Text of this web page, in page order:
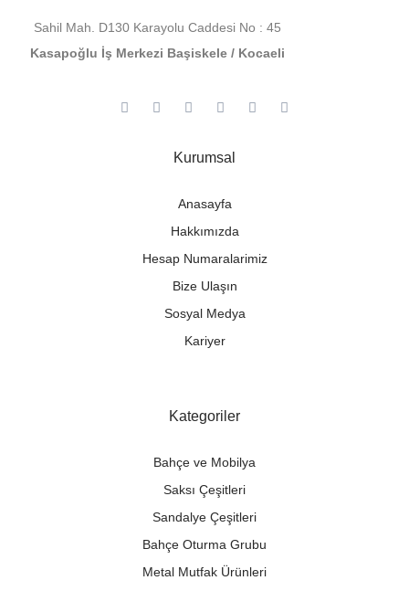
Sahil Mah. D130 Karayolu Caddesi No : 45
Kasapoğlu İş Merkezi Başiskele / Kocaeli
Kurumsal
Anasayfa
Hakkımızda
Hesap Numaralarimiz
Bize Ulaşın
Sosyal Medya
Kariyer
Kategoriler
Bahçe ve Mobilya
Saksı Çeşitleri
Sandalye Çeşitleri
Bahçe Oturma Grubu
Metal Mutfak Ürünleri